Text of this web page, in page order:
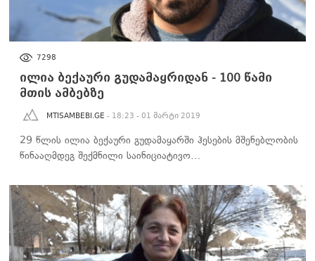
7298
ილია ბექაური გუდამაყრიდან - 100 წამი
მთის ამბებზე
MTISAMBEBI.GE - 18:23 - 01 მარტი 2019
29 წლის ილია ბექაური გუდამაყარში ჰესების მშენებლობის
წინააღმდეგ შექმნილი საინიციატივო…